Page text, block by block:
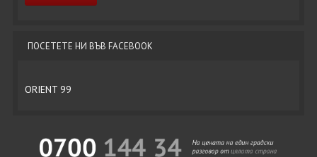
ПОСЕТЕТЕ НИ ВЪВ FACEBOOK
ORIENT 99